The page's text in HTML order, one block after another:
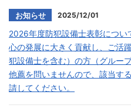
2025/12/01
お知らせ
2026年度防犯設備士表彰につ
心の発展に大きく貢献し、ご活
犯設備士を含む）の方（グルー
他薦を問いませんので、該当す
請してください。